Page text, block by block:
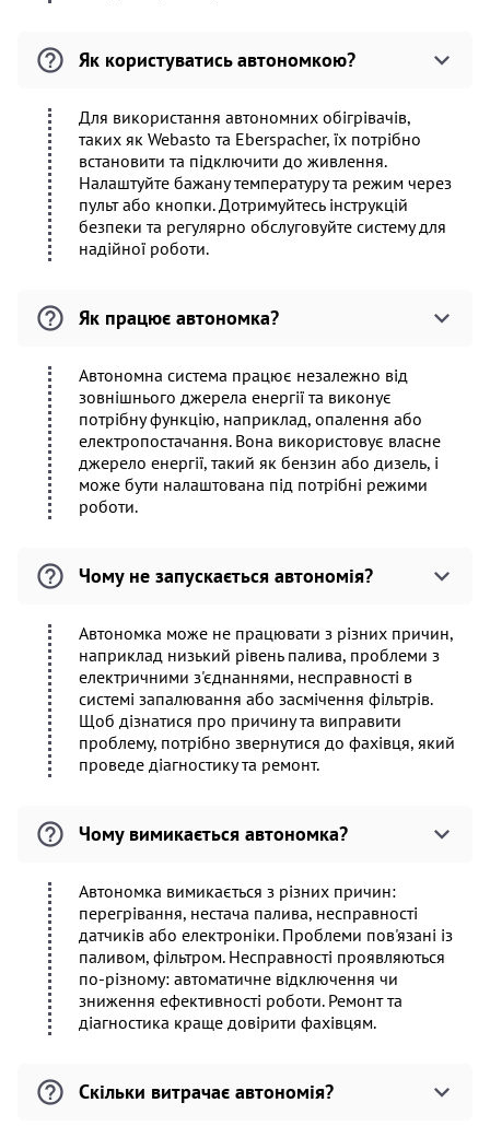
Як користуватись автономкою?
Для використання автономних обігрівачів,
таких як Webasto та Eberspacher, їх потрібно
встановити та підключити до живлення.
Налаштуйте бажану температуру та режим через
пульт або кнопки. Дотримуйтесь інструкцій
безпеки та регулярно обслуговуйте систему для
надійної роботи.
Як працює автономка?
Автономна система працює незалежно від
зовнішнього джерела енергії та виконує
потрібну функцію, наприклад, опалення або
електропостачання. Вона використовує власне
джерело енергії, такий як бензин або дизель, і
може бути налаштована під потрібні режими
роботи.
Чому не запускається автономія?
Автономка може не працювати з різних причин,
наприклад низький рівень палива, проблеми з
електричними з'єднаннями, несправності в
системі запалювання або засмічення фільтрів.
Щоб дізнатися про причину та виправити
проблему, потрібно звернутися до фахівця, який
проведе діагностику та ремонт.
Чому вимикається автономка?
Автономка вимикається з різних причин:
перегрівання, нестача палива, несправності
датчиків або електроніки. Проблеми пов'язані із
паливом, фільтром. Несправності проявляються
по-різному: автоматичне відключення чи
зниження ефективності роботи. Ремонт та
діагностика краще довірити фахівцям.
Скільки витрачає автономія?